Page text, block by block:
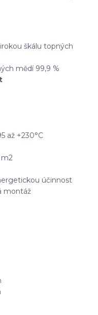
škálu topných
mědí 99,9 %
až +230°C
m2
účinnost
montáž